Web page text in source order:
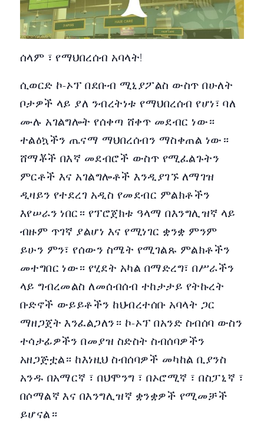
ሰላም ፣ የማህበረሰብ አባላት!
ሲወርድ ኮ-ኦፕ በደቡብ ሚኒያፖልስ ውስጥ በሁለት
ቦታዎች ላይ ያለ ንብረትነቱ የማህበረሰብ የሆነ፣ ባለ
ሙሉ አገልግሎት የሰቀጣ ሸቀጥ መደብር ነው።
ተልዕኳችን ጤናማ ማህበረሰብን ማስቀጠል ነው።
ሸማቾች በእኛ መደብሮች ውስጥ የሚፈልጉትን
ምርቶች እና አገልግሎቶች እንዲያገኙ ለማገዝ
ዲዛይን የተደረገ አዲስ የመደብር ምልክቶችን
እየሠራን ነበር። የፕሮጀክቱ ዓላማ በእንግሊዝኛ ላይ
ብዙም ጥገኛ ያልሆነ እና የሚነገር ቋንቋ ምንም
ይሁን ምን፣ የሰውን ስሜት የሚገልጹ ምልክቶችን
መተግበር ነው። የሂደት አካል በማድረግ፣ በሥራችን
ላይ ግብረመልስ ለመሰብሰብ ተከታታይ የትኩረት
ቡድኖች ውይይቶችን ከህብረተሰቡ አባላት ጋር
ማዘጋጀት እንፈልጋለን። ኮ-ኦፕ በአንድ ስብሰባ ውስን
ተሳታፊዎችን በመያዝ ስድስት ስብሰባዎችን
አዘጋጅቷል። ከእነዚህ ስብሰባዎች መካከል ቢያንስ
አንዱ በአማርኛ ፣ በህሞንግ ፣ በኦሮሚኛ ፣ በስፓኒኛ ፣
በሶማልኛ እና በእንግሊዝኛ ቋንቋዎች የሚመቻች
ይሆናል።